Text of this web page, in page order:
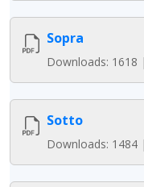
Sopra
Downloads: 1618
Sotto
Downloads: 1484